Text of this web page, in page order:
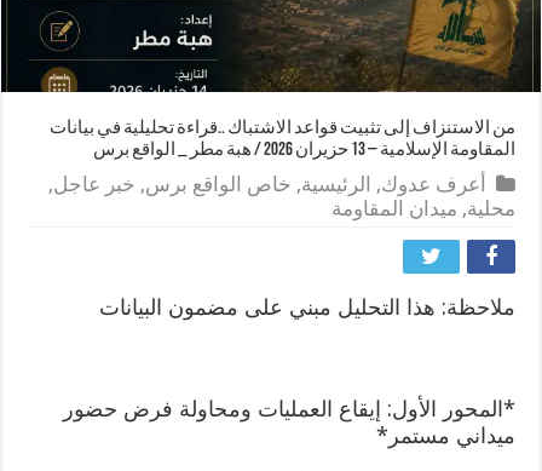
من الاستنزاف إلى تثبيت قواعد الاشتباك ..قراءة تحليلية في بيانات
المقاومة الإسلامية – 13 حزيران 2026 / هبة مطر _ الواقع برس
أعرف عدوك, الرئيسية, خاص الواقع برس, خبر عاجل,
محلية, ميدان المقاومة
ملاحظة: هذا التحليل مبني على مضمون البيانات
*المحور الأول: إيقاع العمليات ومحاولة فرض حضور
ميداني مستمر*